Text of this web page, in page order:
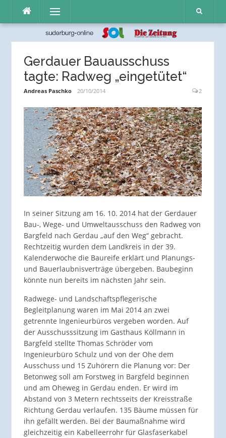
Inhalt
Menü
Gerdauer Bauausschuss
tagte: Radweg „eingetütet“
Andreas Paschko 20/10/2014 2
In seiner Sitzung am 16. 10. 2014 hat der Gerdauer
Bau-, Wege- und Umweltausschuss den Radweg von
Bargfeld nach Gerdau „auf den Weg“ gebracht.
Rechtzeitig wurden dem Landkreis in der 39.
Kalenderwoche die Baureife erklärt und Planungs-
und Bauerlaubnisverträge übergeben. Baubeginn
könnte nun bereits im nächsten Jahr sein.
Radwege- und Landschaftspflegerische
Begleitplanung waren im Mai 2014 an zwei
getrennte Ingenieurbüros vergeben worden. Auf
der Ausschusssitzung im Gasthaus Köllmann in
Bargfeld stellte Thomas Schröder vom
Ingenieurbüro Schulz und von der Ohe dem
Ausschuss und 15 Zuhörern die Planung vor: Der
Betonweg soll am Forstweg in Bargfeld beginnen
und am Oheweg in Gerdau enden. Er wird im
Abstand von 3 Metern rechtsseits der Kreisstraße
Richtung Gerdau verlaufen. 135 Bäume müssen für
ihn gefällt werden. Bei der Baumaßnahme wird
gleichzeitig ein Kabelleerrohr für Glasfaserkabel